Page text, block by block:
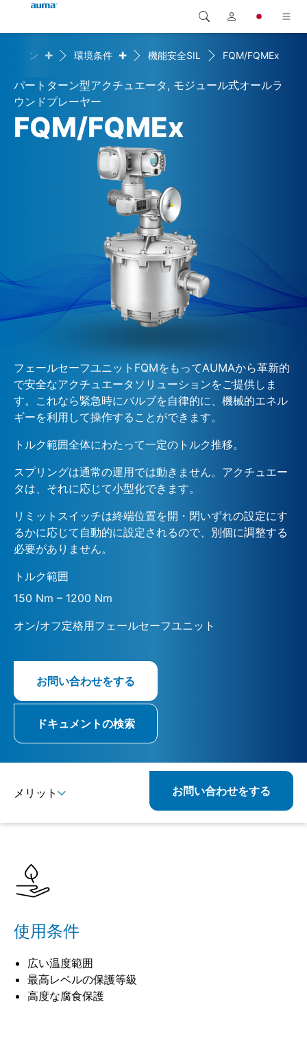
製品
ソリューション
ダウンロード
Global
ヨーロッパ
アジア・太平洋地域
検索
ション + 環境条件 + 機能安全SIL FQM/FQMEx
パートターン型アクチュエータ, モジュール式オールラ
ウンドプレーヤー
FQM/FQMEx
フェールセーフユニットFQMをもってAUMAから革新的
で安全なアクチュエータソリューションをご提供しま
す。これなら緊急時にバルブを自律的に、機械的エネル
ギーを利用して操作することができます。
トルク範囲全体にわたって一定のトルク推移。
スプリングは通常の運用では動きません。アクチュエー
タは、それに応じて小型化できます。
リミットスイッチは終端位置を開・閉いずれの設定にす
るかに応じて自動的に設定されるので、別個に調整する
必要がありません。
トルク範囲
150 Nm – 1200 Nm
オン/オフ定格用フェールセーフユニット
お問い合わせをする
ドキュメントの検索
メリット お問い合わせをする
使用条件
広い温度範囲
最高レベルの保護等級
高度な腐食保護